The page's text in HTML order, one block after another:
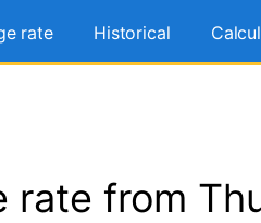
rate Historical
rate from